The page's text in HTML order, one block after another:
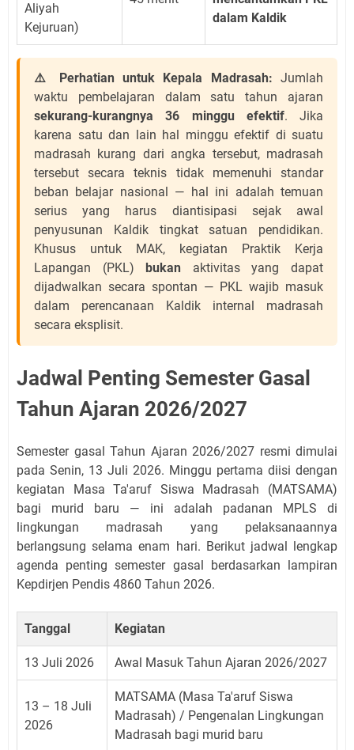
Aliyah
Kejuruan)
dalam Kaldik
⚠️ Perhatian untuk Kepala Madrasah: Jumlah
waktu pembelajaran dalam satu tahun ajaran
sekurang-kurangnya 36 minggu efektif. Jika
karena satu dan lain hal minggu efektif di suatu
madrasah kurang dari angka tersebut, madrasah
tersebut secara teknis tidak memenuhi standar
beban belajar nasional — hal ini adalah temuan
serius yang harus diantisipasi sejak awal
penyusunan Kaldik tingkat satuan pendidikan.
Khusus untuk MAK, kegiatan Praktik Kerja
Lapangan (PKL)bukan aktivitas yang dapat
dijadwalkan secara spontan — PKL wajib masuk
dalam perencanaan Kaldik internal madrasah
secara eksplisit.
Jadwal Penting Semester Gasal
Tahun Ajaran 2026/2027
Semester gasal Tahun Ajaran 2026/2027 resmi dimulai
pada Senin, 13 Juli 2026. Minggu pertama diisi dengan
kegiatan Masa Ta'aruf Siswa Madrasah (MATSAMA)
bagi murid baru — ini adalah padanan MPLS di
lingkungan madrasah yang pelaksanaannya
berlangsung selama enam hari. Berikut jadwal lengkap
agenda penting semester gasal berdasarkan lampiran
Kepdirjen Pendis 4860 Tahun 2026.
Tanggal Kegiatan
13 Juli 2026 Awal Masuk Tahun Ajaran 2026/2027
13 – 18 Juli
2026
MATSAMA (Masa Ta'aruf Siswa
Madrasah) / Pengenalan Lingkungan
Madrasah bagi murid baru